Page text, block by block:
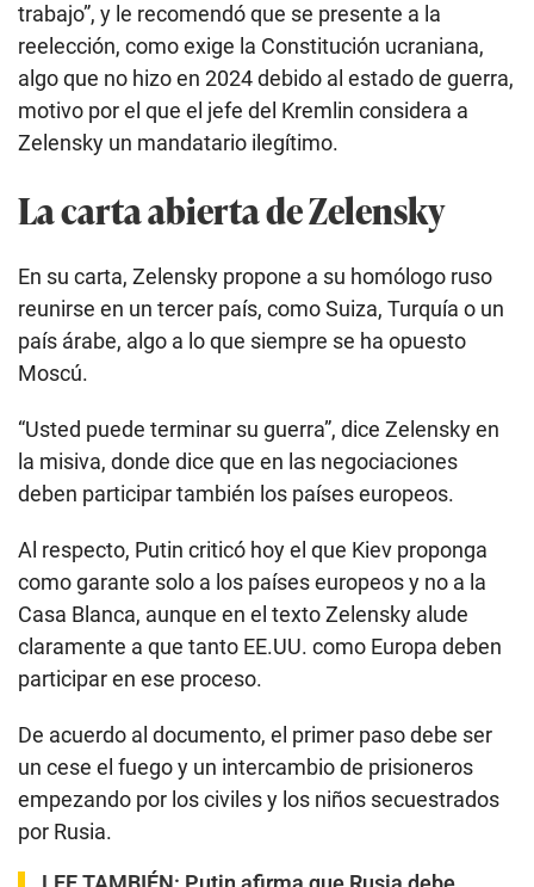
trabajo”, y le recomendó que se presente a la
reelección, como exige la Constitución ucraniana,
algo que no hizo en 2024 debido al estado de guerra,
motivo por el que el jefe del Kremlin considera a
Zelensky un mandatario ilegítimo.
La carta abierta de Zelensky
En su carta, Zelensky propone a su homólogo ruso
reunirse en un tercer país, como Suiza, Turquía o un
país árabe, algo a lo que siempre se ha opuesto
Moscú.
“Usted puede terminar su guerra”, dice Zelensky en
la misiva, donde dice que en las negociaciones
deben participar también los países europeos.
Al respecto, Putin criticó hoy el que Kiev proponga
como garante solo a los países europeos y no a la
Casa Blanca, aunque en el texto Zelensky alude
claramente a que tanto EE.UU. como Europa deben
participar en ese proceso.
De acuerdo al documento, el primer paso debe ser
un cese el fuego y un intercambio de prisioneros
empezando por los civiles y los niños secuestrados
por Rusia.